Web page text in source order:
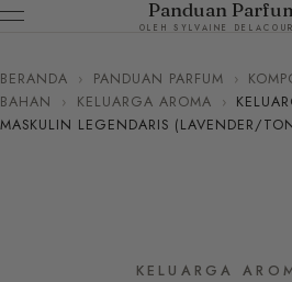
Panduan
OLEH SYLVAINE
BERANDA › PANDUAN PARFUM ›
BAHAN
› KELUARGA AROMA ›
MASKULIN LEGENDARIS (LAVENDER/
KELUARGA